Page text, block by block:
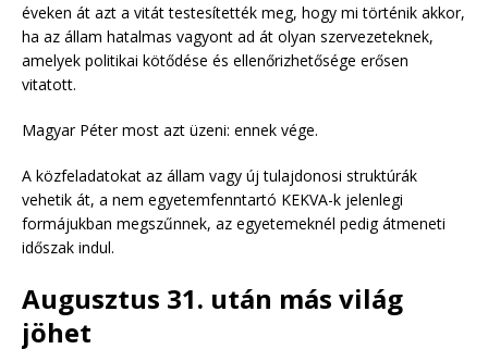
éveken át azt a vitát testesítették meg, hogy mi történik akkor,
ha az állam hatalmas vagyont ad át olyan szervezeteknek,
amelyek politikai kötődése és ellenőrizhetősége erősen
vitatott.
Magyar Péter most azt üzeni: ennek vége.
A közfeladatokat az állam vagy új tulajdonosi struktúrák
vehetik át, a nem egyetemfenntartó KEKVA-k jelenlegi
formájukban megszűnnek, az egyetemeknél pedig átmeneti
időszak indul.
Augusztus 31. után más világ
jöhet